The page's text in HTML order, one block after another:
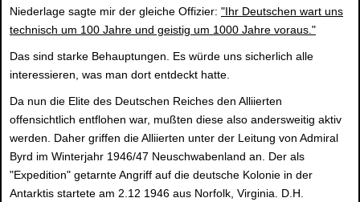
Niederlage sagte mir der gleiche Offizier: "Ihr Deutschen wart uns
technisch um 100 Jahre und geistig um 1000 Jahre voraus."
Das sind starke Behauptungen. Es würde uns sicherlich alle
interessieren, was man dort entdeckt hatte.
Da nun die Elite des Deutschen Reiches den Alliierten
offensichtlich entflohen war, mußten diese also andersweitig aktiv
werden. Daher griffen die Alliierten unter der Leitung von Admiral
Byrd im Winterjahr 1946/47 Neuschwabenland an. Der als
"Expedition" getarnte Angriff auf die deutsche Kolonie in der
Antarktis startete am 2.12 1946 aus Norfolk, Virginia. D.H.